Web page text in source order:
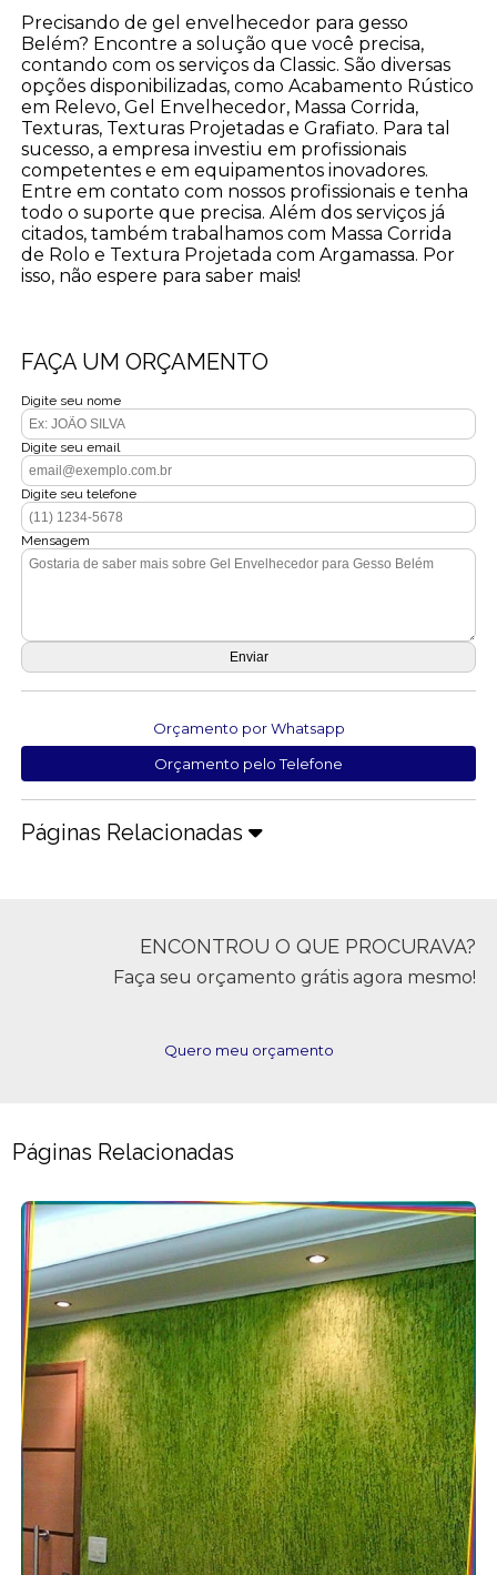
Precisando de gel envelhecedor para gesso
Belém? Encontre a solução que você precisa,
contando com os serviços da Classic. São diversas
opções disponibilizadas, como Acabamento Rústico
em Relevo, Gel Envelhecedor, Massa Corrida,
Texturas, Texturas Projetadas e Grafiato. Para tal
sucesso, a empresa investiu em profissionais
competentes e em equipamentos inovadores.
Entre em contato com nossos profissionais e tenha
todo o suporte que precisa. Além dos serviços já
citados, também trabalhamos com Massa Corrida
de Rolo e Textura Projetada com Argamassa. Por
isso, não espere para saber mais!
FAÇA UM ORÇAMENTO
Digite seu nome
Digite seu email
Digite seu telefone
Mensagem
Orçamento por Whatsapp
Orçamento pelo Telefone
Páginas Relacionadas
ENCONTROU O QUE PROCURAVA?
Faça seu orçamento grátis agora mesmo!
Quero meu orçamento
Páginas Relacionadas